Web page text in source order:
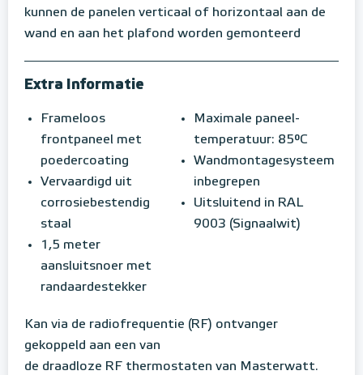
kunnen de panelen verticaal of horizontaal aan de
wand en aan het plafond worden gemonteerd
Extra Informatie
Frameloos
frontpaneel met
poedercoating
Vervaardigd uit
corrosiebestendig
staal
1,5 meter
aansluitsnoer met
randaardestekker
Maximale paneel-
temperatuur: 85°C
Wandmontagesysteem
inbegrepen
Uitsluitend in RAL
9003 (Signaalwit)
Kan via de radiofrequentie (RF) ontvanger
gekoppeld aan een van
de draadloze RF thermostaten van Masterwatt.